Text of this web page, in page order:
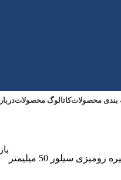
بندی محصولاتکاتالوگ محصولات
رومیزی سیلور 50 میلیمتر